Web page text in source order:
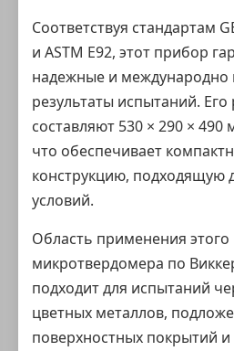
Соответствуя стандартам
и ASTM E92, этот прибор
надежные и международно
результаты испытаний.
составляют 530 × 290 × 490
что обеспечивает
конструкцию, подходящую
условий.
Область применения
микротвердомера по
подходит для испытаний
цветных металлов,
поверхностных покрытий и